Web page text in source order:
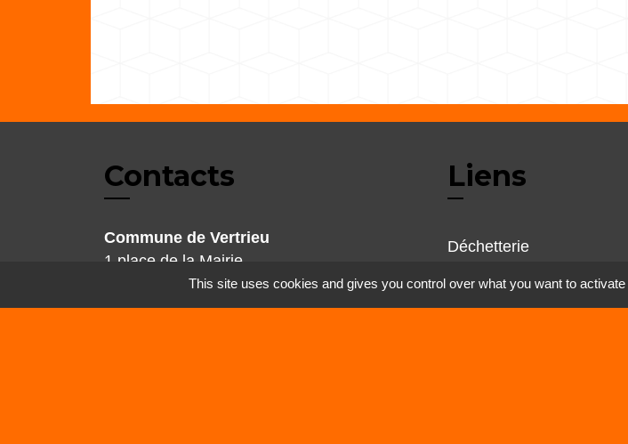
Contacts
Commune de Vertrieu
1 place de la Mairie
38390 Vertrieu - FRANCE
+33 4 74 90 61 68
Liens
Déchetterie
This site uses cookies and gives you control over what you want to activate